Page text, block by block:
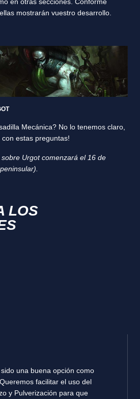
mostrarán vuestro desarrollo.
Mecánica? No lo tenemos claro,
estas preguntas!
Urgot comenzará el 16 de
LOS
una buena opción como
facilitar el uso del
y Pulverización para que